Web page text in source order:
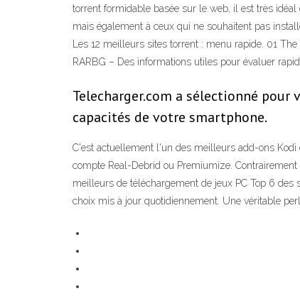
torrent formidable basée sur le web, il est très
mais également à ceux qui ne souhaitent pas
Les 12 meilleurs sites torrent : menu rapide. 01
RARBG – Des informations utiles pour évaluer
Telecharger.com a sélectionné
capacités de votre smartphone.
C'est actuellement l'un des meilleurs add-ons
compte Real-Debrid ou Premiumize.
meilleurs de téléchargement de jeux PC Top 6
choix mis à jour quotidiennement. Une véritable